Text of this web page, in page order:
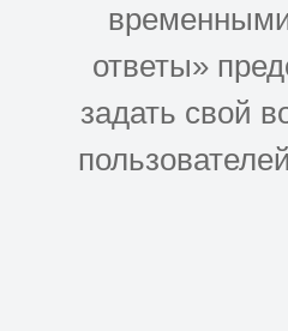
ответы»
задать свой